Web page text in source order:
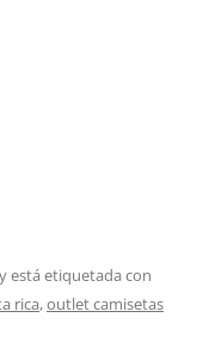
y está etiquetada con
rica,outlet camisetas